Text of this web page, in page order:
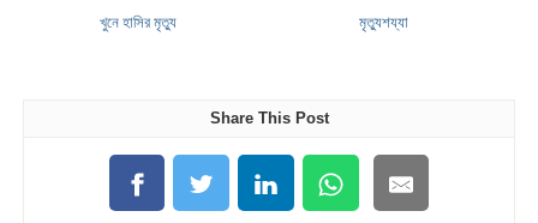
খুনে হাসির মৃত্যু মৃত্যুশয্যা
Share This Post